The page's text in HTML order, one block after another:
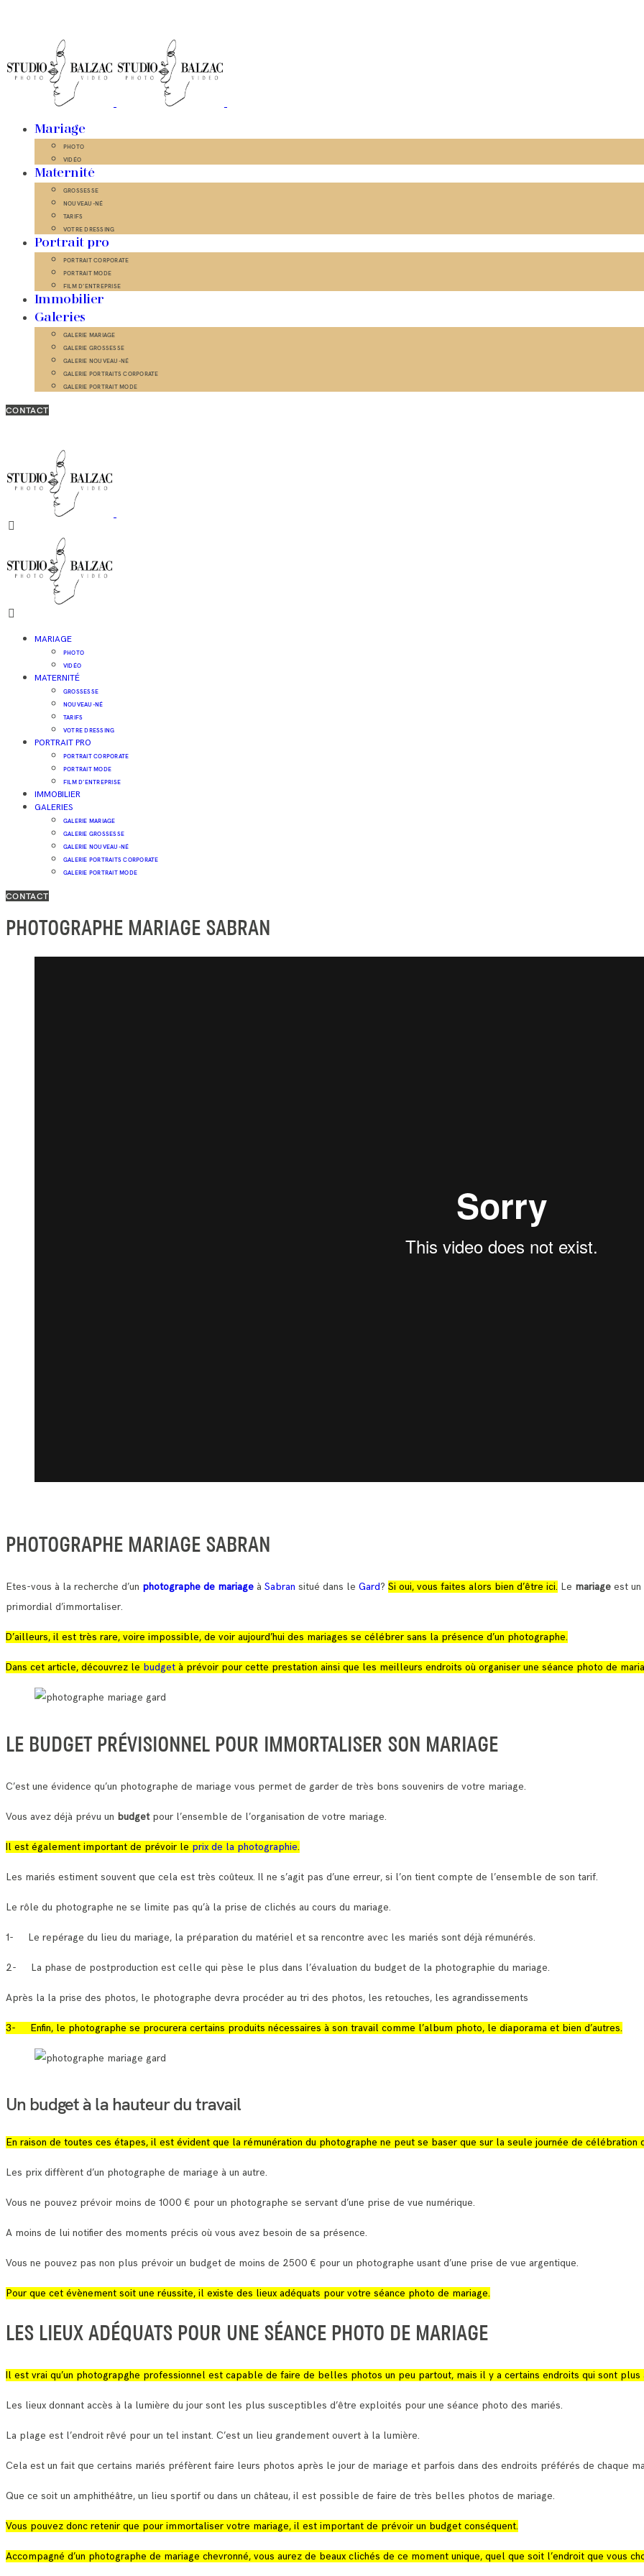
Mariage
PHOTO
VIDÉO
Maternité
GROSSESSE
NOUVEAU-NÉ
TARIFS
VOTRE DRESSING
Portrait pro
PORTRAIT CORPORATE
PORTRAIT MODE
FILM D’ENTREPRISE
Immobilier
Galeries
GALERIE MARIAGE
GALERIE GROSSESSE
GALERIE NOUVEAU-NÉ
GALERIE PORTRAITS CORPORATE
GALERIE PORTRAIT MODE
CONTACT
MARIAGE
PHOTO
VIDÉO
MATERNITÉ
GROSSESSE
NOUVEAU-NÉ
TARIFS
VOTRE DRESSING
PORTRAIT PRO
PORTRAIT CORPORATE
PORTRAIT MODE
FILM D’ENTREPRISE
IMMOBILIER
GALERIES
GALERIE MARIAGE
GALERIE GROSSESSE
GALERIE NOUVEAU-NÉ
GALERIE PORTRAITS CORPORATE
GALERIE PORTRAIT MODE
CONTACT
PHOTOGRAPHE MARIAGE SABRAN
PHOTOGRAPHE MARIAGE SABRAN
Etes-vous à la recherche d’un photographe de mariage à Sabran situé dans le Gard? Si oui, vous faites alors bien d’être ici. Le mariage est un
primordial d’immortaliser.
D’ailleurs, il est très rare, voire impossible, de voir aujourd’hui des mariages se célébrer sans la présence d’un photographe.
Dans cet article, découvrez le budget à prévoir pour cette prestation ainsi que les meilleurs endroits où organiser une séance photo de
LE BUDGET PRÉVISIONNEL POUR IMMORTALISER SON MARIAGE
C’est une évidence qu’un photographe de mariage vous permet de garder de très bons souvenirs de votre mariage.
Vous avez déjà prévu un budget pour l’ensemble de l’organisation de votre mariage.
Il est également important de prévoir le prix de la photographie.
Les mariés estiment souvent que cela est très coûteux. Il ne s’agit pas d’une erreur, si l’on tient compte de l’ensemble de son tarif.
Le rôle du photographe ne se limite pas qu’à la prise de clichés au cours du mariage.
1- Le repérage du lieu du mariage, la préparation du matériel et sa rencontre avec les mariés sont déjà rémunérés.
2- La phase de postproduction est celle qui pèse le plus dans l’évaluation du budget de la photographie du mariage.
Après la la prise des photos, le photographe devra procéder au tri des photos, les retouches, les agrandissements
3- Enfin, le photographe se procurera certains produits nécessaires à son travail comme l’album photo, le diaporama et bien d’autres.
Un budget à la hauteur du travail
En raison de toutes ces étapes, il est évident que la rémunération du photographe ne peut se baser que sur la seule journée de célébration
Les prix diffèrent d’un photographe de mariage à un autre.
Vous ne pouvez prévoir moins de 1000 € pour un photographe se servant d’une prise de vue numérique.
A moins de lui notifier des moments précis où vous avez besoin de sa présence.
Vous ne pouvez pas non plus prévoir un budget de moins de 2500 € pour un photographe usant d’une prise de vue argentique.
Pour que cet évènement soit une réussite, il existe des lieux adéquats pour votre séance photo de mariage.
LES LIEUX ADÉQUATS POUR UNE SÉANCE PHOTO DE MARIAGE
Il est vrai qu’un photograpghe professionnel est capable de faire de belles photos un peu partout, mais il y a certains endroits qui sont plus
Les lieux donnant accès à la lumière du jour sont les plus susceptibles d’être exploités pour une séance photo des mariés.
La plage est l’endroit rêvé pour un tel instant. C’est un lieu grandement ouvert à la lumière.
Cela est un fait que certains mariés préfèrent faire leurs photos après le jour de mariage et parfois dans des endroits préférés de chaque
Que ce soit un amphithéâtre, un lieu sportif ou dans un château, il est possible de faire de très belles photos de mariage.
Vous pouvez donc retenir que pour immortaliser votre mariage, il est important de prévoir un budget conséquent.
Accompagné d’un photographe de mariage chevronné, vous aurez de beaux clichés de ce moment unique, quel que soit l’endroit que vous